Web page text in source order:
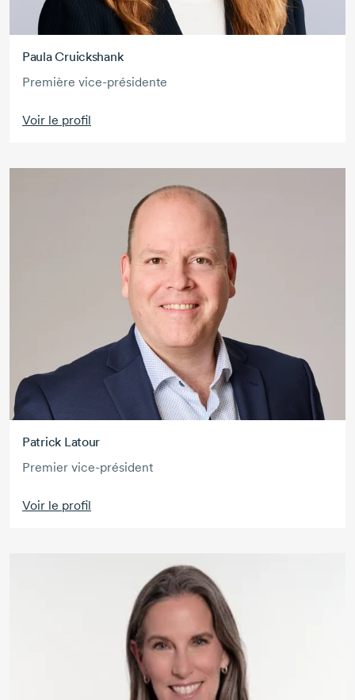
Paula Cruickshank
Première vice-présidente
Voir le profil
Patrick Latour
Premier vice-président
Voir le profil